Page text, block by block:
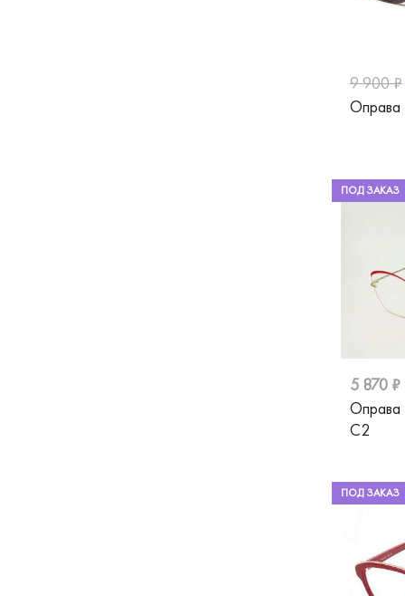
9 900 ₽
Оправа
ПОД ЗАКАЗ
5 870 ₽
Оправа
C2
ПОД ЗАКАЗ